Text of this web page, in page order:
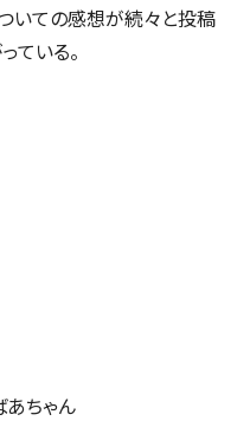
いての感想が続々と投稿
ている。
ちゃん